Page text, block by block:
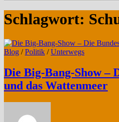
Schlagwort:
Blog /Politik /Unterwegs
Die Big-Bang-Show –
und das Wattenmeer